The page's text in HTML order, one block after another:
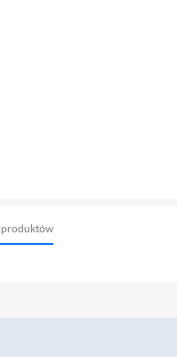
produktów